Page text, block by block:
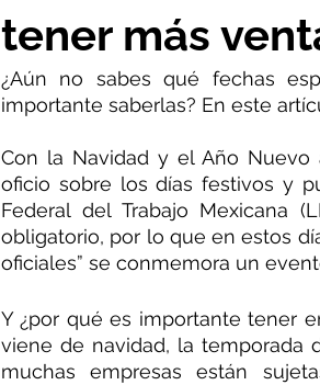
Desarrollo
tener más
¿Aún no sabes qué fechas
importante saberlas? En este
Con la Navidad y el Año Nuevo
oficio sobre los días festivos y
Federal del Trabajo Mexicana
obligatorio, por lo que en estos
oficiales” se conmemora un
Y ¿por qué es importante tener
viene de navidad, la temporada
muchas empresas están